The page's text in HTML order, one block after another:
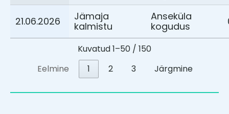
21.06.2026
Jämaja
kalmistu
Anseküla
kogudus
Kuvatud 1–50 / 150
Eelmine
1 2 3 Järgmine